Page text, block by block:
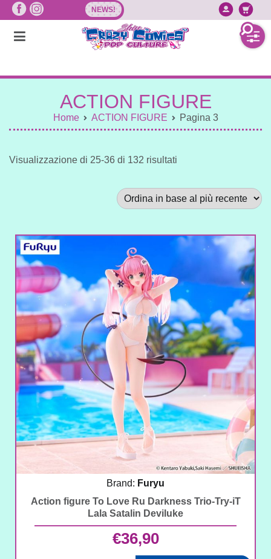
Vai
contenuto
NEWS!
ACTION FIGURE
Home ACTION FIGURE Pagina 3
Visualizzazione di 25-36 di 132 risultati
latest
Brand: Furyu
Action figure To Love Ru Darkness Trio-Try-iT
Lala Satalin Deviluke
€36,90